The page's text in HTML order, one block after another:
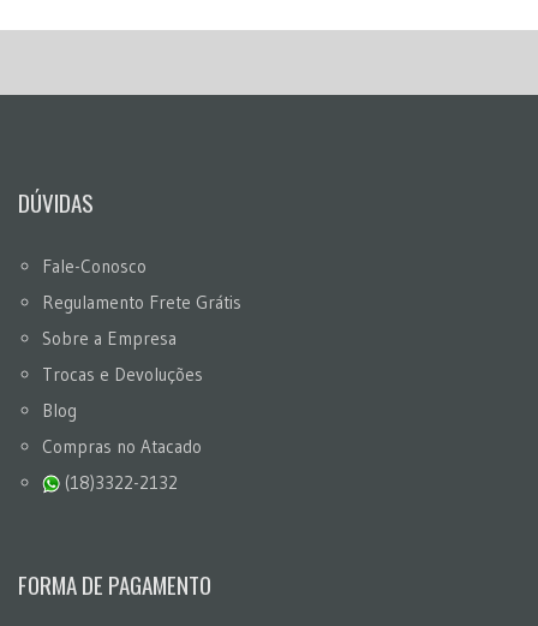
DÚVIDAS
Fale-Conosco
Regulamento Frete Grátis
Sobre a Empresa
Trocas e Devoluções
Blog
Compras no Atacado
(18)3322-2132
FORMA DE PAGAMENTO